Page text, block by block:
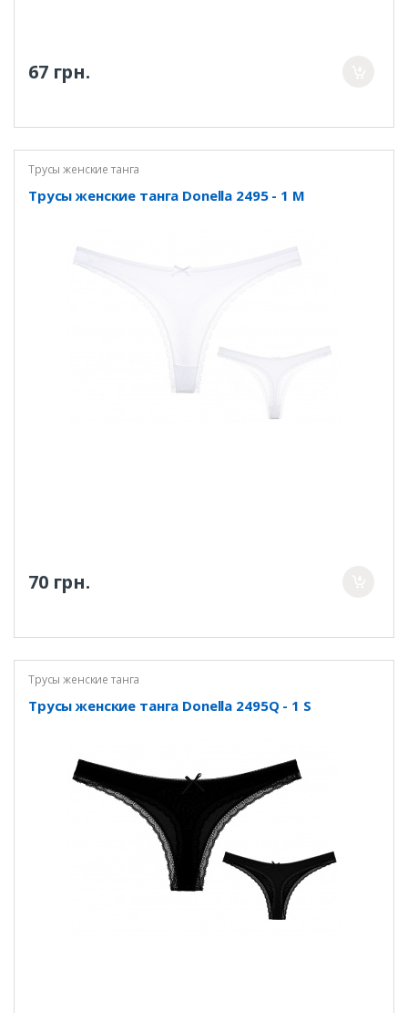
67 грн.
Трусы женские танга
Трусы женские танга Donella 2495 - 1 M
70 грн.
Трусы женские танга
Трусы женские танга Donella 2495Q - 1 S